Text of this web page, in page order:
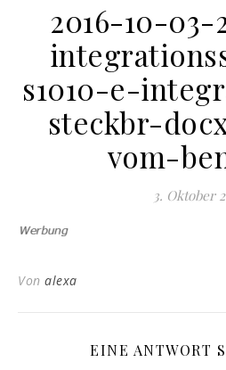
2016-10-03-
s1010-e-
steckbr-
vom-
3. Oktober
Von alexa
EINE ANTWORT